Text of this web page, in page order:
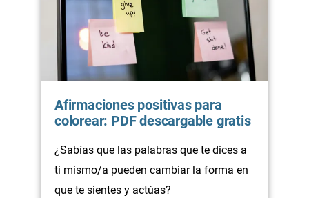
Afirmaciones positivas para
colorear: PDF descargable gratis
¿Sabías que las palabras que te dices a
ti mismo/a pueden cambiar la forma en
que te sientes y actúas?